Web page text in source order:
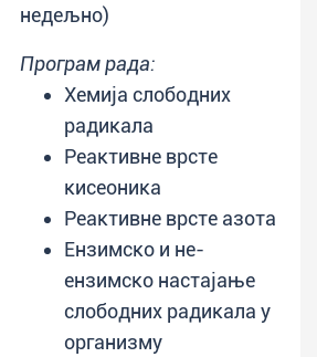
недељно)
Програм рада:
Хемија слободних
радикала
Реактивне врсте
кисеоника
Реактивне врсте азота
Ензимско и не-
ензимско настајање
слободних радикала у
организму